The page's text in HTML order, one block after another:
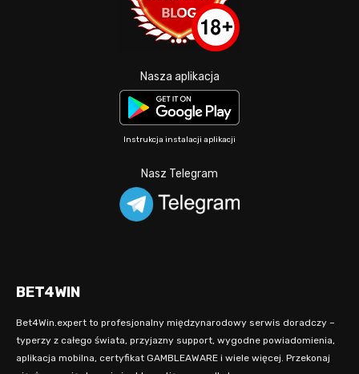
Nasza aplikacja
Instrukcja instalacji aplikacji
Nasz Telegram
BET4WIN
Bet4Win.expert to profesjonalny międzynarodowy serwis doradczy –
typerzy z całego świata, przyjazny support, wygodne powiadomienia,
aplikacja mobilna, certyfikat GAMBLEAWARE i wiele więcej. Przekonaj